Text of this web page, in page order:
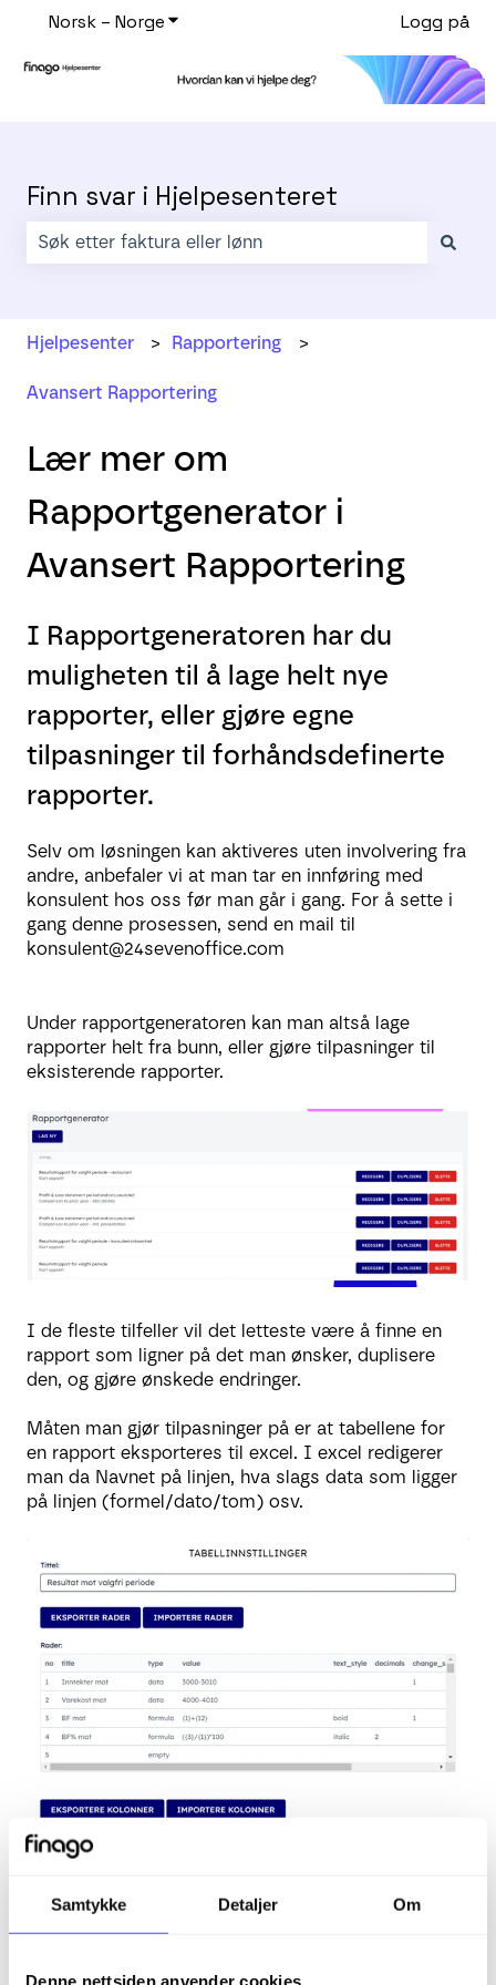
Samtykke Detaljer Om
Denne nettsiden anvender cookies
Norsk – NorgeVis undermeny for oversettelserLogg på
Finn svar i Hjelpesenteret
Hjelpesenter Rapportering
Avansert Rapportering
Lær mer om
Rapportgenerator i
Avansert Rapportering
I Rapportgeneratoren har du
muligheten til å lage helt nye
rapporter, eller gjøre egne
tilpasninger til forhåndsdefinerte
rapporter.
Selv om løsningen kan aktiveres uten involvering fra
andre, anbefaler vi at man tar en innføring med
konsulent hos oss før man går i gang. For å sette i
gang denne prosessen, send en mail til
konsulent@24sevenoffice.com
Under rapportgeneratoren kan man altså lage
rapporter helt fra bunn, eller gjøre tilpasninger til
eksisterende rapporter.
I de fleste tilfeller vil det letteste være å finne en
rapport som ligner på det man ønsker, duplisere
den, og gjøre ønskede endringer.
Måten man gjør tilpasninger på er at tabellene for
en rapport eksporteres til excel. I excel redigerer
man da Navnet på linjen, hva slags data som ligger
på linjen (formel/dato/tom) osv.